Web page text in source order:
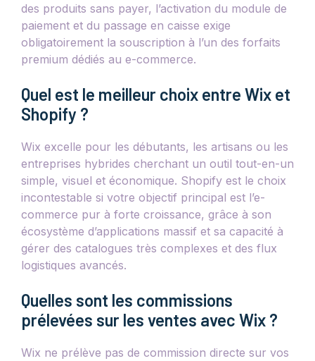
des produits sans payer, l’activation du module de
paiement et du passage en caisse exige
obligatoirement la souscription à l’un des forfaits
premium dédiés au e-commerce.
Quel est le meilleur choix entre Wix et
Shopify ?
Wix excelle pour les débutants, les artisans ou les
entreprises hybrides cherchant un outil tout-en-un
simple, visuel et économique. Shopify est le choix
incontestable si votre objectif principal est l’e-
commerce pur à forte croissance, grâce à son
écosystème d’applications massif et sa capacité à
gérer des catalogues très complexes et des flux
logistiques avancés.
Quelles sont les commissions
prélevées sur les ventes avec Wix ?
Wix ne prélève pas de commission directe sur vos